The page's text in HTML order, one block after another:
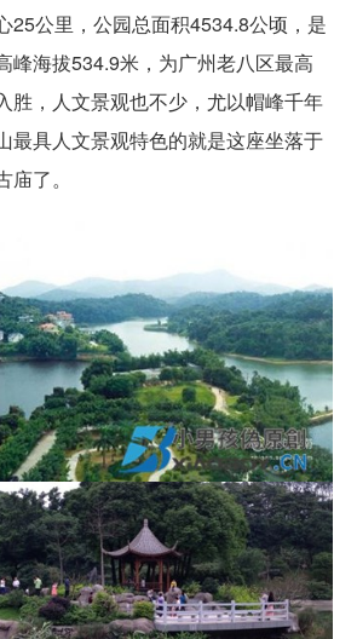
25公里，公园总面积4534.8公顷，是
峰海拔534.9米，为广州老八区最高
胜，人文景观也不少，尤以帽峰千年
最具人文景观特色的就是这座坐落于
了。